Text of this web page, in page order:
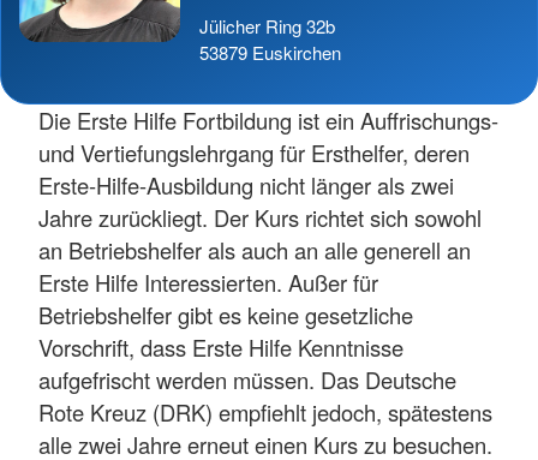
Jülicher Ring 32b
53879 Euskirchen
Die Erste Hilfe Fortbildung ist ein Auffrischungs-
und Vertiefungslehrgang für Ersthelfer, deren
Erste-Hilfe-Ausbildung nicht länger als zwei
Jahre zurückliegt. Der Kurs richtet sich sowohl
an Betriebshelfer als auch an alle generell an
Erste Hilfe Interessierten. Außer für
Betriebshelfer gibt es keine gesetzliche
Vorschrift, dass Erste Hilfe Kenntnisse
aufgefrischt werden müssen. Das Deutsche
Rote Kreuz (DRK) empfiehlt jedoch, spätestens
alle zwei Jahre erneut einen Kurs zu besuchen.